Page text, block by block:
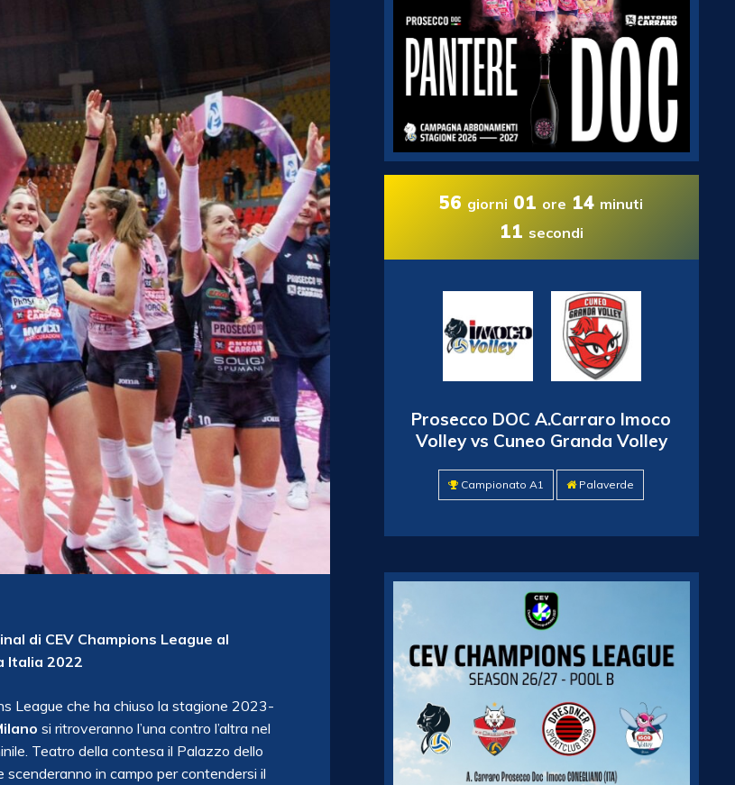
di CEV Champions League al
Italia 2022
League che ha chiuso la stagione 2023-
si ritroveranno l’una contro l’altra nel
Teatro della contesa il Palazzo dello
in campo per contendersi il
56 giorni 01 ore 14 minuti
09 secondi
Prosecco DOC A.Carraro Imoco
Volley vs Cuneo Granda Volley
Campionato A1 Palaverde